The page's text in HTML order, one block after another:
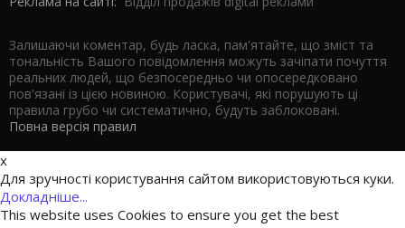
Залишаючи коментар, будь ласка, пам'ятайте, що зміст та
тональність Вашого повідомлення можуть зачіпати почуття
реальних людей, що безпосередньо чи опосередковано
пов'язані із цією новиною. Користувачі, які порушують ці
правила грубо чи систематично, будуть заблоковані.
Повна версія правил
x
Для зручності користування сайтом використовуються куки.
Докладніше...
This website uses Cookies to ensure you get the best